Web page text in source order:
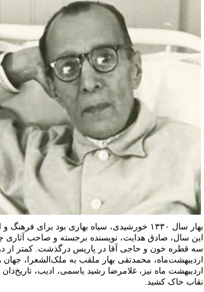
این سال، صادق هدایت، نویسنده برجسته و صاحب آثاری
سه قطره خون و حاجی آقا در پاریس درگذشت. کمتر از دو
اردیبهشت ماه نیز، غلامرضا رشید یاسمی، ادیب،
نقاب خاک کشید.